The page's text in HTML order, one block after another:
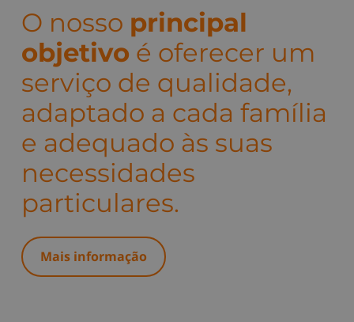
O nosso principal
objetivo é oferecer um
serviço de qualidade,
adaptado a cada família
e adequado às suas
necessidades
particulares.
Mais informação